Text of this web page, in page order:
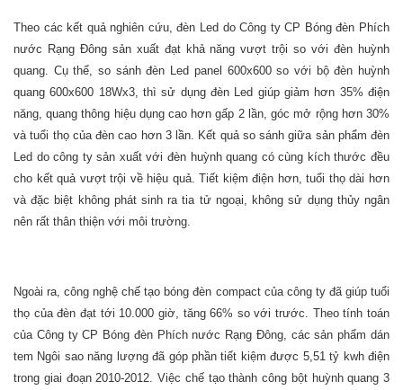
Theo các kết quả nghiên cứu, đèn Led do Công ty CP Bóng đèn Phích
nước Rạng Đông sản xuất đạt khả năng vượt trội so với đèn huỳnh
quang. Cụ thể, so sánh đèn Led panel 600x600 so với bộ đèn huỳnh
quang 600x600 18Wx3, thì sử dụng đèn Led giúp giảm hơn 35% điện
năng, quang thông hiệu dụng cao hơn gấp 2 lần, góc mở rộng hơn 30%
và tuổi thọ của đèn cao hơn 3 lần. Kết quả so sánh giữa sản phẩm đèn
Led do công ty sản xuất với đèn huỳnh quang có cùng kích thước đều
cho kết quả vượt trội về hiệu quả. Tiết kiệm điện hơn, tuổi thọ dài hơn
và đặc biệt không phát sinh ra tia tử ngoại, không sử dụng thủy ngân
nên rất thân thiện với môi trường.
Ngoài ra, công nghệ chế tạo bóng đèn compact của công ty đã giúp tuổi
thọ của đèn đạt tới 10.000 giờ, tăng 66% so với trước. Theo tính toán
của Công ty CP Bóng đèn Phích nước Rạng Đông, các sản phẩm dán
tem Ngôi sao năng lượng đã góp phần tiết kiệm được 5,51 tỷ kwh điện
trong giai đoạn 2010-2012. Việc chế tạo thành công bột huỳnh quang 3